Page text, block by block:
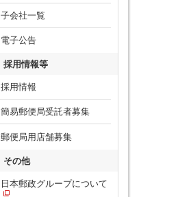
子会社一覧
電子公告
採用情報等
採用情報
簡易郵便局受託者募集
郵便局用店舗募集
その他
日本郵政グループについて